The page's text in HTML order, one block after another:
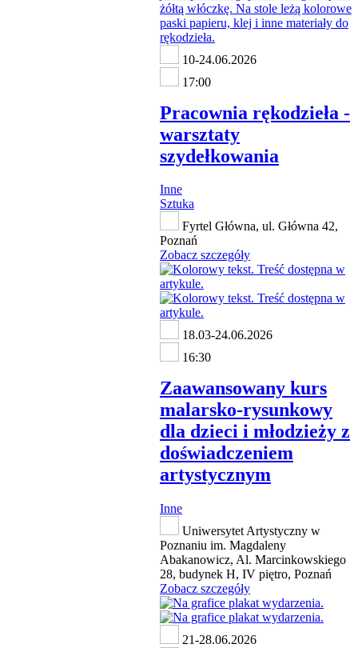
10-24.06.2026
17:00
Pracownia rękodzieła -
warsztaty
szydełkowania
Inne
Sztuka
Fyrtel Główna, ul. Główna 42,
Poznań
Zobacz szczegóły
18.03-24.06.2026
16:30
Zaawansowany kurs
malarsko-rysunkowy
dla dzieci i młodzieży z
doświadczeniem
artystycznym
Inne
Uniwersytet Artystyczny w
Poznaniu im. Magdaleny
Abakanowicz, Al. Marcinkowskiego
28, budynek H, IV piętro, Poznań
Zobacz szczegóły
21-28.06.2026